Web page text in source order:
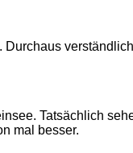
Tatsächlich
mal besser.